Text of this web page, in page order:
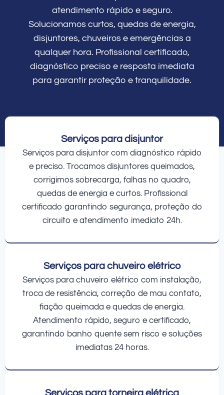
atendimento rápido e seguro.
Solucionamos curtos, quedas de energia,
disjuntores, chuveiros e emergências a
qualquer hora. Profissional certificado,
diagnóstico preciso e resposta imediata
para garantir proteção e tranquilidade.
Serviços para disjuntor
Serviços para disjuntor com diagnóstico rápido
e preciso. Trocamos disjuntores queimados,
corrigimos sobrecarga, falhas no quadro,
quedas de energia e curtos. Profissional
certificado garantindo segurança, proteção do
circuito e atendimento imediato 24h.
Serviços para chuveiro elétrico
Serviços para chuveiro elétrico com instalação,
troca de resistência, correção de mau contato,
fiação queimada e quedas de energia.
Atendimento rápido, seguro e certificado,
garantindo banho quente sem risco e soluções
imediatas 24 horas.
Serviços para torneira elétrica